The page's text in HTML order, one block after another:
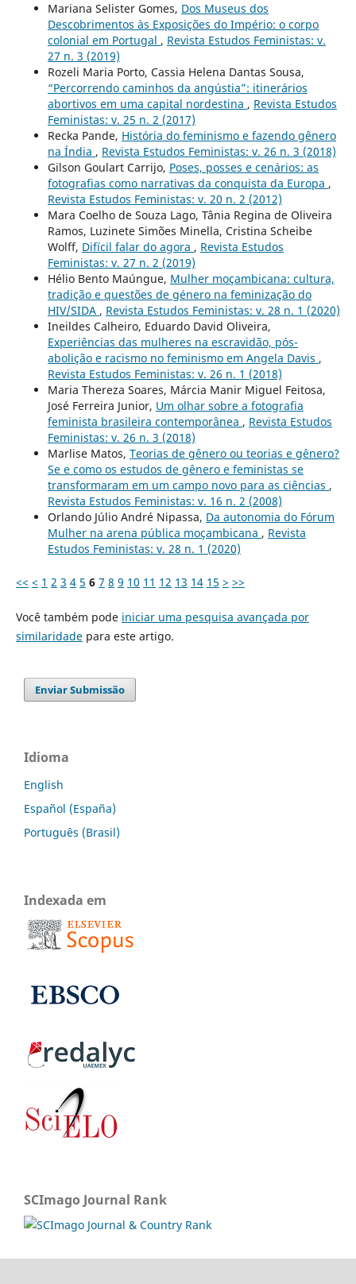
Mariana Selister Gomes, Dos Museus dos
Descobrimentos às Exposições do Império: o corpo
colonial em Portugal , Revista Estudos Feministas: v.
27 n. 3 (2019)
Rozeli Maria Porto, Cassia Helena Dantas Sousa,
“Percorrendo caminhos da angústia”: itinerários
abortivos em uma capital nordestina , Revista Estudos
Feministas: v. 25 n. 2 (2017)
Recka Pande, História do feminismo e fazendo gênero
na Índia , Revista Estudos Feministas: v. 26 n. 3 (2018)
Gilson Goulart Carrijo, Poses, posses e cenários: as
fotografias como narrativas da conquista da Europa ,
Revista Estudos Feministas: v. 20 n. 2 (2012)
Mara Coelho de Souza Lago, Tânia Regina de Oliveira
Ramos, Luzinete Simões Minella, Cristina Scheibe
Wolff, Difícil falar do agora , Revista Estudos
Feministas: v. 27 n. 2 (2019)
Hélio Bento Maúngue, Mulher moçambicana: cultura,
tradição e questões de género na feminização do
HIV/SIDA , Revista Estudos Feministas: v. 28 n. 1 (2020)
Ineildes Calheiro, Eduardo David Oliveira,
Experiências das mulheres na escravidão, pós-
abolição e racismo no feminismo em Angela Davis ,
Revista Estudos Feministas: v. 26 n. 1 (2018)
Maria Thereza Soares, Márcia Manir Miguel Feitosa,
José Ferreira Junior, Um olhar sobre a fotografia
feminista brasileira contemporânea , Revista Estudos
Feministas: v. 26 n. 3 (2018)
Marlise Matos, Teorias de gênero ou teorias e gênero?
Se e como os estudos de gênero e feministas se
transformaram em um campo novo para as ciências ,
Revista Estudos Feministas: v. 16 n. 2 (2008)
Orlando Júlio André Nipassa, Da autonomia do Fórum
Mulher na arena pública moçambicana , Revista
Estudos Feministas: v. 28 n. 1 (2020)
<< < 1 2 3 4 5 6 7 8 9 10 11 12 13 14 15 > >>
Você também pode iniciar uma pesquisa avançada por
similaridadepara este artigo.
Enviar Submissão
Idioma
English
Español (España)
Português (Brasil)
Indexada em
SCImago Journal Rank